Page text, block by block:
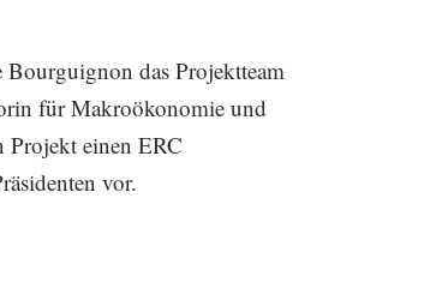
Bourguignon das Projektteam
für Makroökonomie und
einen ERC
vor.